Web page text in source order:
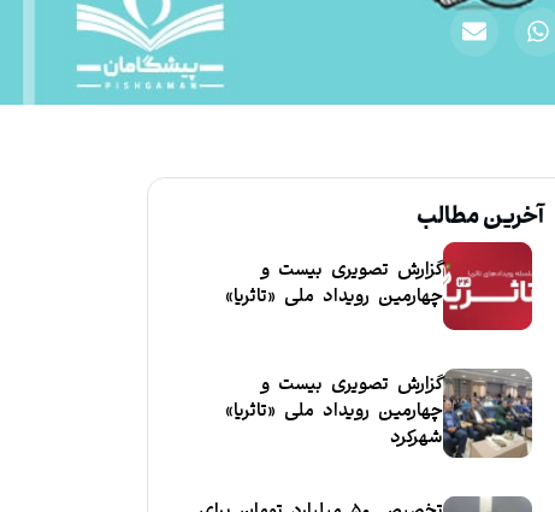
آخرین مطالب
گزارش تصویری بیست و
چهارمین رویداد ملی «تاثریا»
گزارش تصویری بیست و
چهارمین رویداد ملی «تاثریا»
شهرکرد